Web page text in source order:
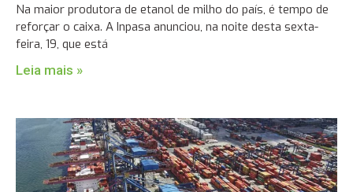
Na maior produtora de etanol de milho do país, é tempo de
reforçar o caixa. A Inpasa anunciou, na noite desta sexta-
feira, 19, que está
Leia mais »